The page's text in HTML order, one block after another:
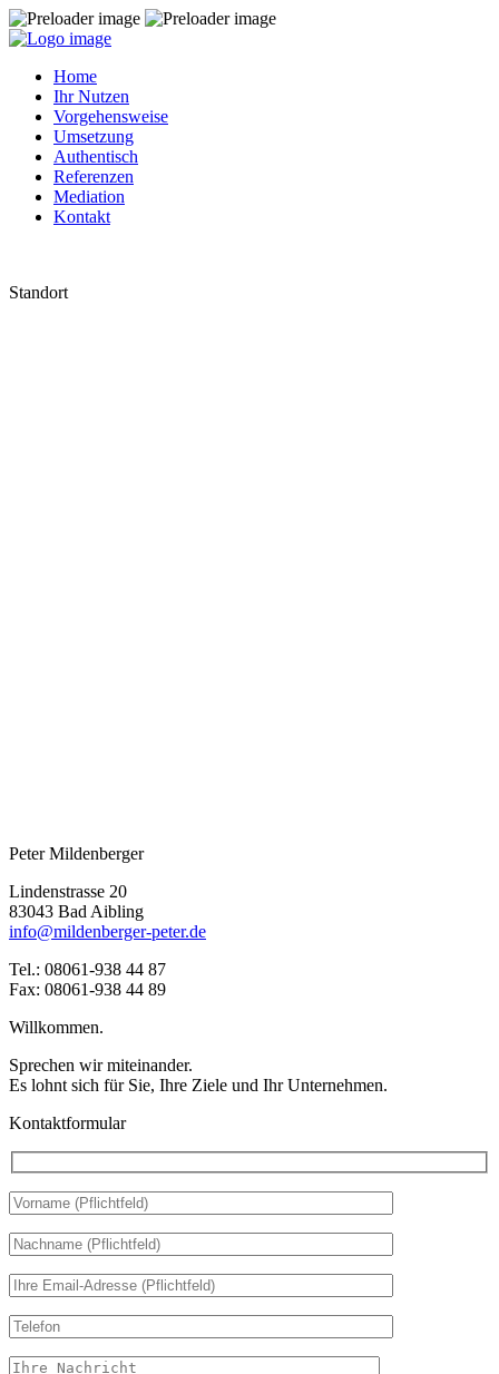
Home
Ihr Nutzen
Vorgehensweise
Umsetzung
Authentisch
Referenzen
Mediation
Kontakt
Standort
Peter Mildenberger
Lindenstrasse 20
83043 Bad Aibling
info@mildenberger-peter.de
Tel.: 08061-938 44 87
Fax: 08061-938 44 89
Willkommen.
Sprechen wir miteinander.
Es lohnt sich für Sie, Ihre Ziele und Ihr Unternehmen.
Kontaktformular